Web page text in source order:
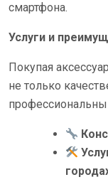
смартфона.
Услуги и
Покупая
не только